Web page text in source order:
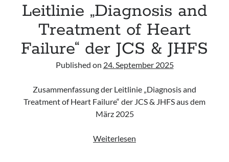
Leitlinie „Diagnosis and
Treatment of Heart
Failure“ der JCS & JHFS
Published on 24. September 2025
Zusammenfassung der Leitlinie „Diagnosis and
Treatment of Heart Failure“ der JCS & JHFS aus dem
März 2025
Weiterlesen